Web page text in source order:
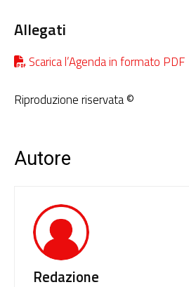
Allegati
Scarica l’Agenda in formato PDF
Riproduzione riservata ©
Autore
Redazione